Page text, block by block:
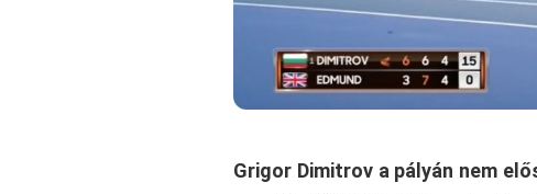
Grigor Dimitrov a pályán nem